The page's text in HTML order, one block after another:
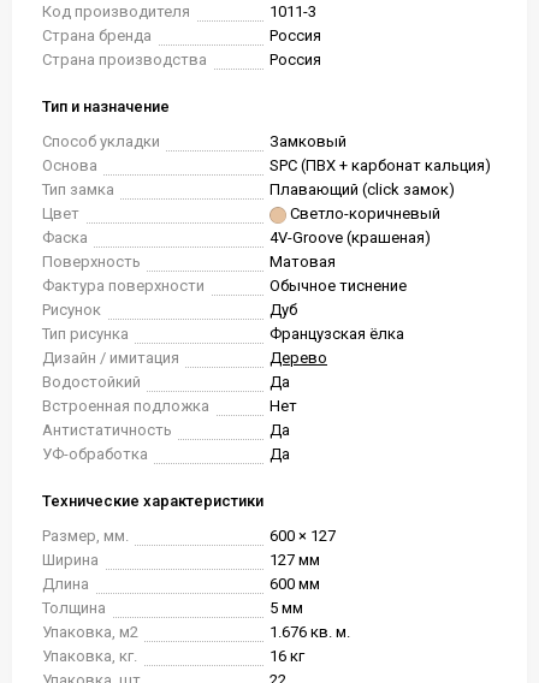
Код производителя
1011-3
Страна бренда
Россия
Страна производства
Россия
Тип и назначение
Способ укладки
Замковый
Основа
SPC (ПВХ + карбонат кальция)
Тип замка
Плавающий (click замок)
Цвет
Светло-коричневый
Фаска
4V-Groove (крашеная)
Поверхность
Матовая
Фактура поверхности
Обычное тиснение
Рисунок
Дуб
Тип рисунка
Французская ёлка
Дизайн / имитация
Дерево
Водостойкий
Да
Встроенная подложка
Нет
Антистатичность
Да
УФ-обработка
Да
Технические характеристики
Размер, мм.
600 × 127
Ширина
127 мм
Длина
600 мм
Толщина
5 мм
Упаковка, м2
1.676 кв. м.
Упаковка, кг.
16 кг